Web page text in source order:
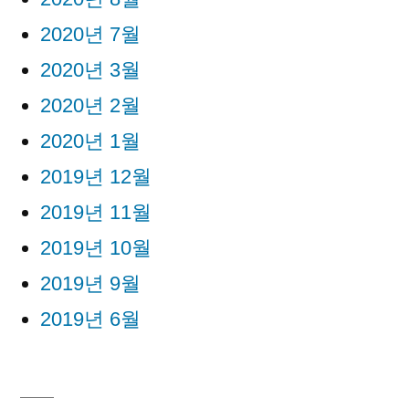
2020년 7월
2020년 3월
2020년 2월
2020년 1월
2019년 12월
2019년 11월
2019년 10월
2019년 9월
2019년 6월